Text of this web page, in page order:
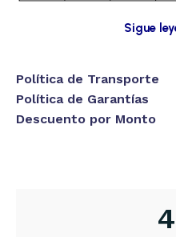
Sigue
Política de Transporte
Política de Garantías
Descuento por Monto